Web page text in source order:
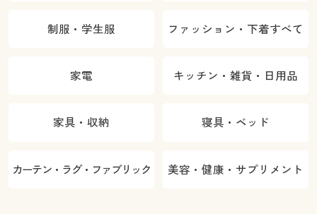
制服・学生服 ファッション・下着すべて
家電 キッチン・雑貨・日用品
家具・収納 寝具・ベッド
カーテン・ラグ・ファブリック 美容・健康・サプリメント